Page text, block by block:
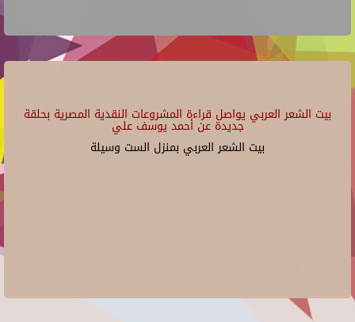
بيت الشعر العربي يواصل قراءة المشروعات النقدية المصرية بحلقة
جديدة عن أحمد يوسف علي
بيت الشعر العربي بمنزل الست وسيلة